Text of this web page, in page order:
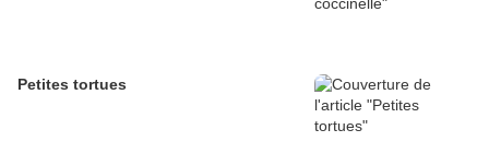
Petites tortues